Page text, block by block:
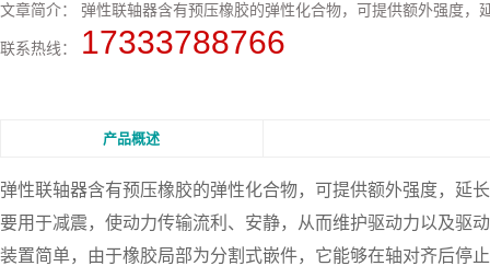
文章简介： 弹性联轴器​含有预压橡胶的弹性化合物，可提供额外强度，
联系热线： 17333788766
产品概述
弹性联轴器含有预压橡胶的弹性化合物，可提供额外强度，延
要用于减震，使动力传输流利、安静，从而维护驱动力以及驱
装置简单，由于橡胶局部为分割式嵌件，它能够在轴对齐后停